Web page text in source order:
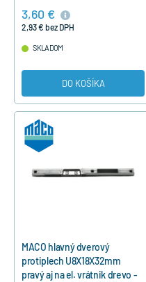
zafrézovanie pre 4/18-9.
3,60 €
2,93 € bez DPH
SKLADOM
DO KOŠÍKA
MACO hlavný dverový
protiplech U8X18X32mm
pravý aj na el. vrátnik drevo -